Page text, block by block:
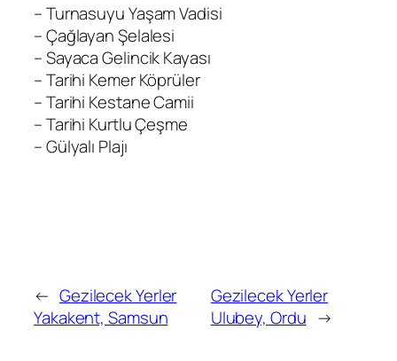
– Turnasuyu Yaşam Vadisi
– Çağlayan Şelalesi
– Sayaca Gelincik Kayası
– Tarihi Kemer Köprüler
– Tarihi Kestane Camii
– Tarihi Kurtlu Çeşme
– Gülyalı Plajı
← Gezilecek Yerler
Yakakent, Samsun
Gezilecek Yerler
Ulubey, Ordu →